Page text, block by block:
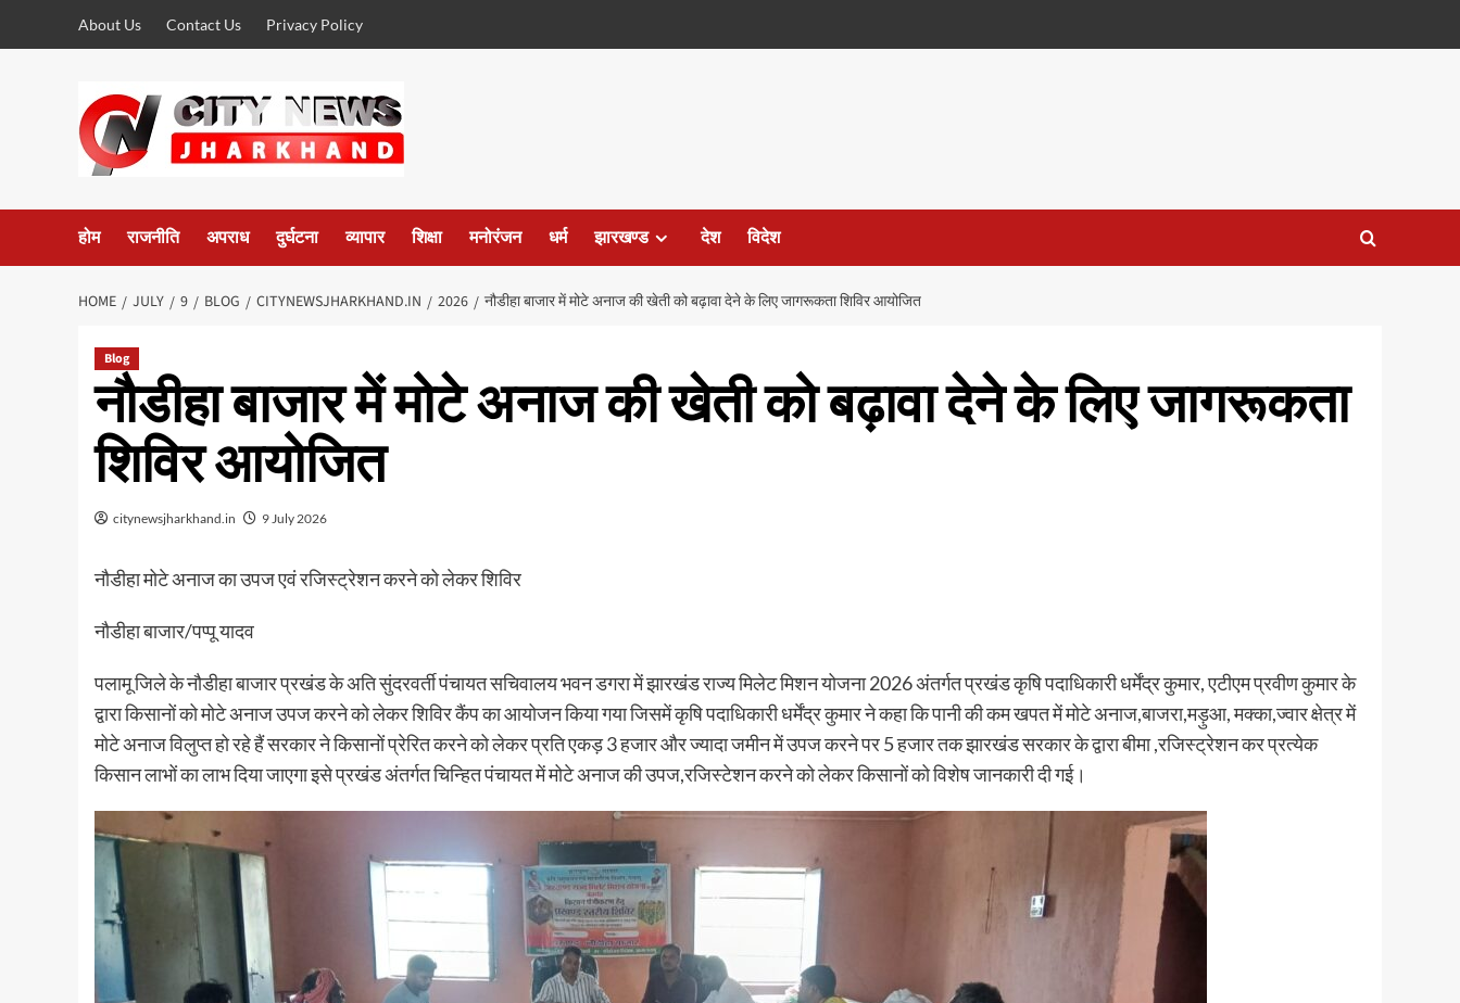
About Us Contact Us Privacy Policy
होम राजनीति अपराध दुर्घटना व्यापार शिक्षा मनोरंजन धर्म झारखण्ड देश विदेश
HOME JULY 9 BLOG CITYNEWSJHARKHAND.IN 2026 नौडीहा बाजार में मोटे अनाज की खेती को बढ़ावा देने के लिए जागरूकता शिविर आयोजित
Blog
नौडीहा बाजार में मोटे अनाज की खेती को बढ़ावा देने के लिए जागरूकता
शिविर आयोजित
citynewsjharkhand.in 9 July 2026
नौडीहा मोटे अनाज का उपज एवं रजिस्ट्रेशन करने को लेकर शिविर
नौडीहा बाजार/पप्पू यादव
पलामू जिले के नौडीहा बाजार प्रखंड के अति सुंदरवर्ती पंचायत सचिवालय भवन डगरा में झारखंड राज्य मिलेट मिशन योजना 2026 अंतर्गत प्रखंड कृषि पदाधिकारी धर्मेंद्र कुमार, एटीएम प्रवीण कुमार के
द्वारा किसानों को मोटे अनाज उपज करने को लेकर शिविर कैंप का आयोजन किया गया जिसमें कृषि पदाधिकारी धर्मेंद्र कुमार ने कहा कि पानी की कम खपत में मोटे अनाज,बाजरा,मड़ुआ, मक्का,ज्वार क्षेत्र में
मोटे अनाज विलुप्त हो रहे हैं सरकार ने किसानों प्रेरित करने को लेकर प्रति एकड़ 3 हजार और ज्यादा जमीन में उपज करने पर 5 हजार तक झारखंड सरकार के द्वारा बीमा ,रजिस्ट्रेशन कर प्रत्येक
किसान लाभों का लाभ दिया जाएगा इसे प्रखंड अंतर्गत चिन्हित पंचायत में मोटे अनाज की उपज,रजिस्टेशन करने को लेकर किसानों को विशेष जानकारी दी गई।